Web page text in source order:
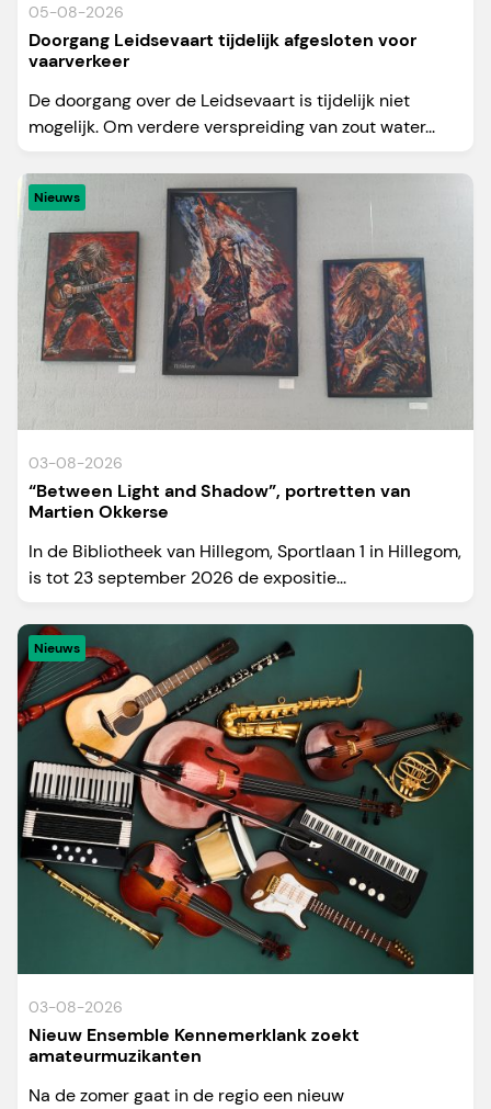
05-08-2026
Doorgang Leidsevaart tijdelijk afgesloten voor
vaarverkeer
De doorgang over de Leidsevaart is tijdelijk niet
mogelijk. Om verdere verspreiding van zout water...
Nieuws
03-08-2026
“Between Light and Shadow”, portretten van
Martien Okkerse
In de Bibliotheek van Hillegom, Sportlaan 1 in Hillegom,
is tot 23 september 2026 de expositie...
Nieuws
03-08-2026
Nieuw Ensemble Kennemerklank zoekt
amateurmuzikanten
Na de zomer gaat in de regio een nieuw